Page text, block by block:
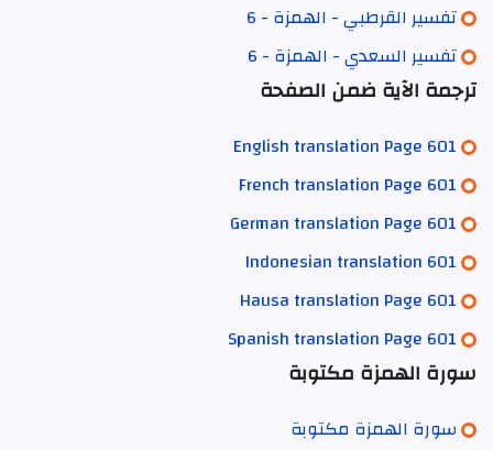
تفسير القرطبي - الهمزة - 6
تفسير السعدي - الهمزة - 6
ترجمة الآية ضمن الصفحة
English translation Page 601
French translation Page 601
German translation Page 601
Indonesian translation 601
Hausa translation Page 601
Spanish translation Page 601
سورة الهمزة مكتوبة
سورة الهمزة مكتوبة